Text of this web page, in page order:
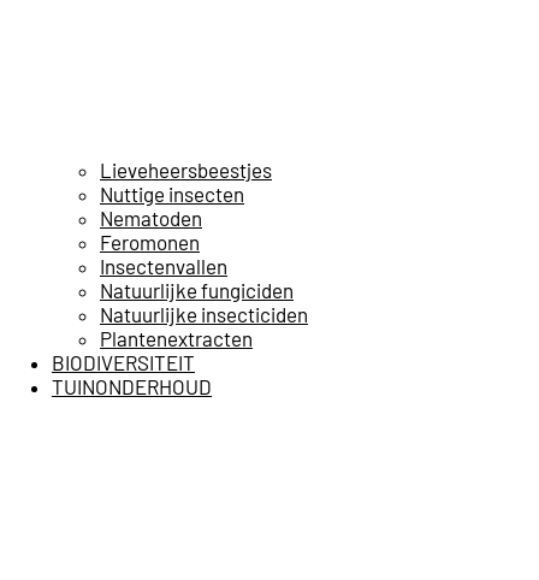
Lieveheersbeestjes
Nuttige insecten
Nematoden
Feromonen
Insectenvallen
Natuurlijke fungiciden
Natuurlijke insecticiden
Plantenextracten
BIODIVERSITEIT
TUINONDERHOUD